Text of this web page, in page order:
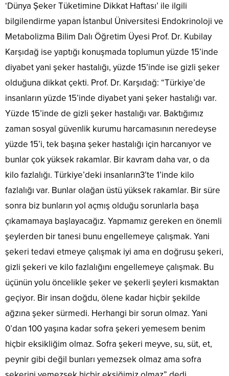
‘Dünya Şeker Tüketimine Dikkat Haftası’ ile ilgili
bilgilendirme yapan İstanbul Üniversitesi Endokrinoloji ve
Metabolizma Bilim Dalı Öğretim Üyesi Prof. Dr. Kubilay
Karşıdağ ise yaptığı konuşmada toplumun yüzde 15’inde
diyabet yani şeker hastalığı, yüzde 15’inde ise gizli şeker
olduğuna dikkat çekti. Prof. Dr. Karşıdağ: “Türkiye’de
insanların yüzde 15’inde diyabet yani şeker hastalığı var.
Yüzde 15’inde de gizli şeker hastalığı var. Baktığımız
zaman sosyal güvenlik kurumu harcamasının neredeyse
yüzde 15’i, tek başına şeker hastalığı için harcanıyor ve
bunlar çok yüksek rakamlar. Bir kavram daha var, o da
kilo fazlalığı. Türkiye’deki insanların3’te 1’inde kilo
fazlalığı var. Bunlar olağan üstü yüksek rakamlar. Bir süre
sonra biz bunların yol açmış olduğu sorunlarla başa
çıkamamaya başlayacağız. Yapmamız gereken en önemli
şeylerden bir tanesi bunu engellemeye çalışmak. Yani
şekeri tedavi etmeye çalışmak iyi ama en doğrusu şekeri,
gizli şekeri ve kilo fazlalığını engellemeye çalışmak. Bu
üçünün yolu öncelikle şeker ve şekerli şeyleri kısmaktan
geçiyor. Bir insan doğdu, ölene kadar hiçbir şekilde
ağzına şeker sürmedi. Herhangi bir sorun olmaz. Yani
0’dan 100 yaşına kadar sofra şekeri yemesem benim
hiçbir eksikliğim olmaz. Sofra şekeri meyve, su, süt, et,
peynir gibi değil bunları yemezsek olmaz ama sofra